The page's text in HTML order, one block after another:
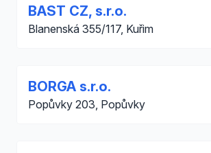
BAST CZ, s.r.o.
Blanenská 355/117, Kuřim
BORGA s.r.o.
Popůvky 203, Popůvky